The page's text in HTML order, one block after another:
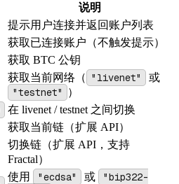
说明
提示用户连接并返回账户列表
获取已连接账户（不触发提示）
获取 BTC 公钥
获取当前网络（ "livenet" 或
"testnet" ）
在 livenet / testnet 之间切换
获取当前链（扩展 API）
切换链（扩展 API，支持
Fractal）
使用 "ecdsa" 或
"bip322-